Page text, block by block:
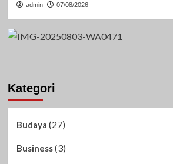
admin 07/08/2026
Kategori
Budaya (27)
Business(3)